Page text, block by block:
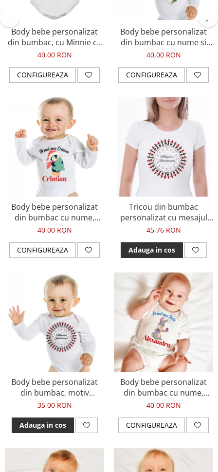
Body bebe personalizat
din bumbac, cu Minnie cu
rochita si nume
40,00 RON
CONFIGUREAZA
Body bebe personalizat
din bumbac cu nume si
Primul meu Craciun
40,00 RON
CONFIGUREAZA
Body bebe personalizat
din bumbac cu nume,
pinguin si Primul meu
40,00 RON
CONFIGUREAZA
Tricou din bumbac
personalizat cu mesajul
Mandra ca sunt Romanca
45,76 RON
Adauga in cos
Body bebe personalizat
din bumbac, motiv
traditional, Mandra
35,00 RON
Adauga in cos
Body bebe personalizat
din bumbac cu nume,
Primul meu Paste, cu
40,00 RON
CONFIGUREAZA